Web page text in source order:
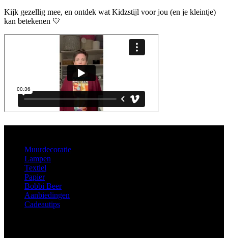
Kijk gezellig mee, en ontdek wat Kidzstijl voor jou (en je kleintje)
kan betekenen 💛
Muurdecoratie
Lampen
Textiel
Papier
Bobbi Beer
Aanbiedingen
Cadeautips